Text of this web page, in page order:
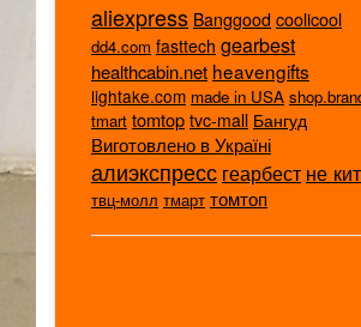
aliexpress Banggood coolicool
dd4.com fasttech gearbest
healthcabin.net heavengifts
lightake.com made in USA
tmart tomtop tvc-mall Бангуд
Виготовлено в Україні
алиэкспресс геарбест не
твц-молл тмарт томтоп